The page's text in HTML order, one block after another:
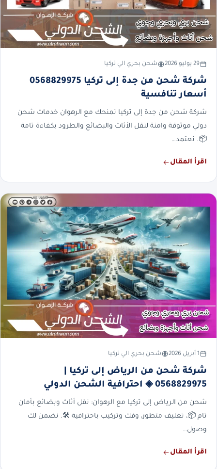
29 يوليو 2026 شحن بحري الي تركيا
شركة شحن من جدة إلى تركيا 0568829975
أسعار تنافسية
شركة شحن من جدة إلى تركيا تمنحك مع الرهوان خدمات شحن
دولي موثوقة وآمنة لنقل الأثاث والبضائع والطرود بكفاءة تامة
📦. نعتمد…
اقرأ المقال
1 أبريل 2026 شحن بحري الي تركيا
شركة شحن من الرياض إلى تركيا |
0568829975 ◈ احترافية الشحن الدولي
شحن من الرياض إلى تركيا مع الرهوان: نقل أثاث وبضائع بأمان
تام 📦، تغليف متطور، وفك وتركيب باحترافية 🛠️. نضمن لك
وصول…
اقرأ المقال